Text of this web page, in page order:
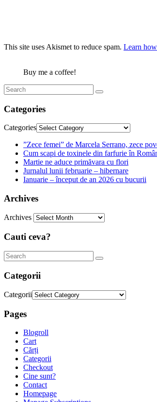
This site uses Akismet to reduce spam. Learn
Buy me a coffee!
Categories
Categories
”Zece femei” de Marcela Serrano, zece
Cum scapi de toxinele din farfurie în
Martie ne aduce primăvara cu flori
Jurnalul lunii februarie – hibernare
Ianuarie – început de an 2026 cu bucurii
Archives
Archives
Cauti ceva?
Categorii
Categorii
Pages
Blogroll
Cart
Cărți
Categorii
Checkout
Cine sunt?
Contact
Homepage